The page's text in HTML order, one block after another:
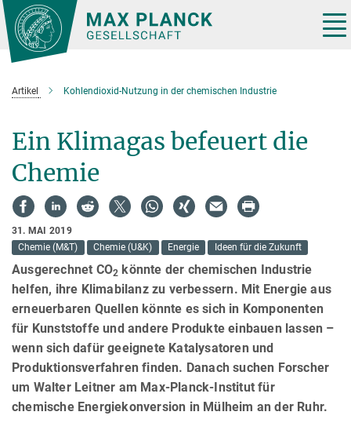
Hauptinhalt
Artikel Kohlendioxid-Nutzung in der chemischen Industrie
Ein Klimagas befeuert die
Chemie
31. MAI 2019
Chemie (M&T)
Chemie (U&K) Energie Ideen für die Zukunft
Ausgerechnet CO2 könnte der chemischen Industrie
helfen, ihre Klimabilanz zu verbessern. Mit Energie aus
erneuerbaren Quellen könnte es sich in Komponenten
für Kunststoffe und andere Produkte einbauen lassen –
wenn sich dafür geeignete Katalysatoren und
Produktionsverfahren finden. Danach suchen Forscher
um Walter Leitner am Max-Planck-Institut für
chemische Energiekonversion in Mülheim an der Ruhr.